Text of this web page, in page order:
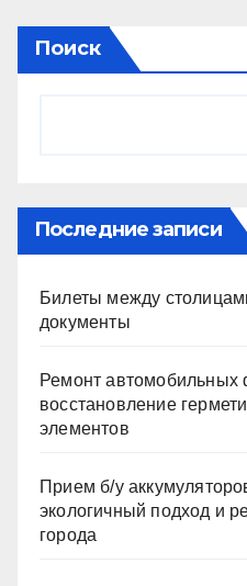
Поиск
Последние записи
Билеты между
документы
Ремонт автомобильных
восстановление
элементов
Прием б/у
экологичный подход и
города